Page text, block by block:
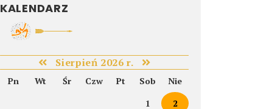
KALENDARZ
Sierpień 2026 r.
Pn Wt Śr Czw Pt Sob
Nie
1
2